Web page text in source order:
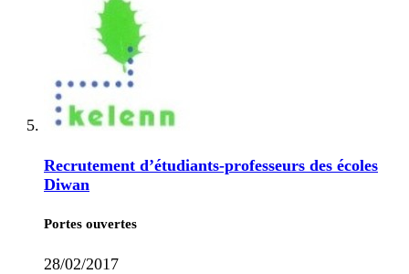
Recrutement d’étudiants-professeurs des écoles
Diwan
Portes ouvertes
28/02/2017